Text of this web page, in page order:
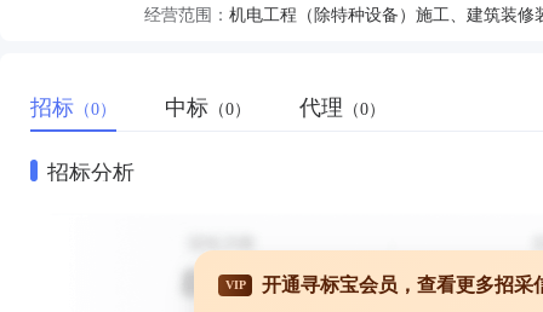
经营范围：
招标 （0） 中标 （0） 代理 （0）
招标分析
VIP 开通寻标宝会员，查看更多招采